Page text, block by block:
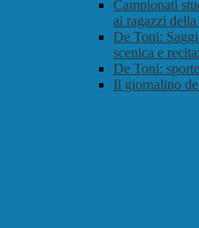
Campionati
ai ragazzi
De Toni:
scenica e
De Toni:
Il giornalino